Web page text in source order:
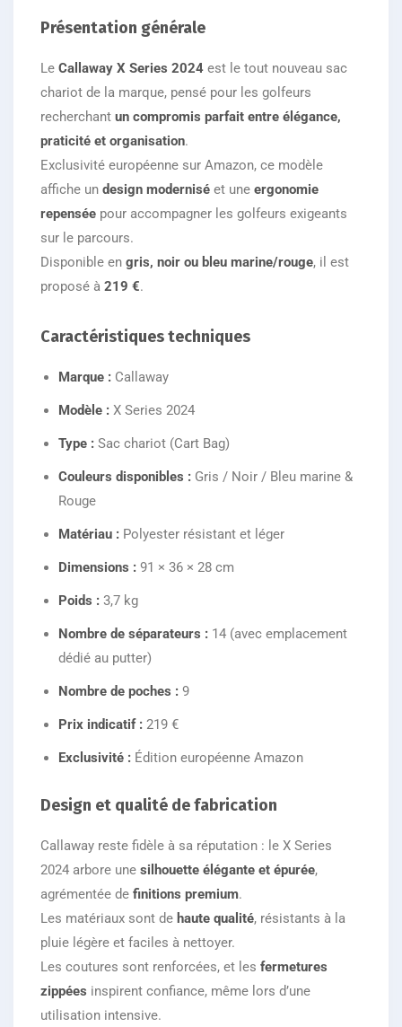
Présentation générale
Le Callaway X Series 2024 est le tout nouveau sac
chariot de la marque, pensé pour les golfeurs
recherchant un compromis parfait entre élégance,
praticité et organisation.
Exclusivité européenne sur Amazon, ce modèle
affiche un design modernisé et une ergonomie
repensée pour accompagner les golfeurs exigeants
sur le parcours.
Disponible en gris, noir ou bleu marine/rouge, il est
proposé à 219 €.
Caractéristiques techniques
Marque : Callaway
Modèle : X Series 2024
Type : Sac chariot (Cart Bag)
Couleurs disponibles : Gris / Noir / Bleu marine &
Rouge
Matériau : Polyester résistant et léger
Dimensions : 91 × 36 × 28 cm
Poids : 3,7 kg
Nombre de séparateurs : 14 (avec emplacement
dédié au putter)
Nombre de poches : 9
Prix indicatif : 219 €
Exclusivité : Édition européenne Amazon
Design et qualité de fabrication
Callaway reste fidèle à sa réputation : le X Series
2024 arbore une silhouette élégante et épurée,
agrémentée de finitions premium.
Les matériaux sont de haute qualité, résistants à la
pluie légère et faciles à nettoyer.
Les coutures sont renforcées, et les fermetures
zippées inspirent confiance, même lors d’une
utilisation intensive.